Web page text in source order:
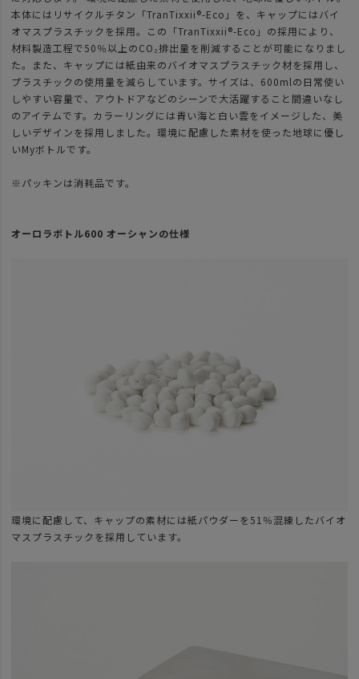
本体にはリサイクルチタン「TranTixxii®-Eco」を、キャップにはバイ
オマスプラスチックを採用。この「TranTixxii®-Eco」の採用により、
材料製造工程で50％以上のCO₂排出量を削減することが可能になりまし
た。また、キャップには紙由来のバイオマスプラスチック材を採用し、
プラスチックの使用量を減らしています。サイズは、600mlの日常使い
しやすい容量で、アウトドアなどのシーンで大活躍すること間違いなし
のアイテムです。カラーリングには青い海と白い雲をイメージした、美
しいデザインを採用しました。環境に配慮した素材を使った地球に優し
いMyボトルです。
※パッキンは消耗品です。
オーロラボトル600 オーシャンの仕様
環境に配慮して、キャップの素材には紙パウダーを51％混練したバイオ
マスプラスチックを採用しています。